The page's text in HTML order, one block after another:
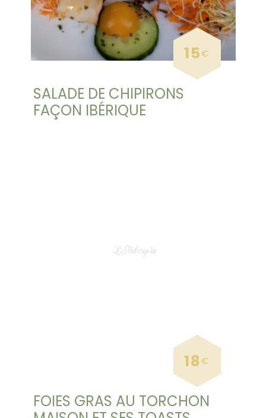
SALADE DE CHIPIRONS
FAÇON IBÉRIQUE
15€
FOIES GRAS AU TORCHON
18€